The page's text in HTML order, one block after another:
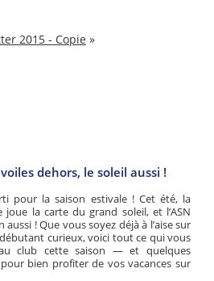
2015 - Copie »
dehors, le soleil aussi !
pour la saison estivale ! Cet été, la
joue la carte du grand soleil, et l’ASN
aussi ! Que vous soyez déjà à l’aise sur
débutant curieux, voici tout ce qui vous
club cette saison — et quelques
bien profiter de vos vacances sur